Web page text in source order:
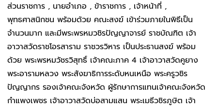
ส่วนราชการ , นายอำเภอ , ข้าราชการ , เจ้าหน้าที่ ,
พุทธศาสนิกชน พร้อมด้วย คณะสงฆ์ เข้าร่วมภายในพิธีเป็น
จำนวนมาก และมีพระพรหมวชิรปัญญาจารย์ ราชบัณฑิต เจ้า
อาวาสวัดราชโอรสาราม ราชวรวิหาร เป็นประธานสงฆ์ พร้อม
ด้วย พระพรหมวัชรวิสุทธิ์ เจ้าคณะภาค 4 เจ้าอาวาสวัดคูยาง
พระอารามหลวง พระสังฆาธิการระดับหนเหนือ พระครูวชิร
ปัญญากร รองเจ้าคณะจังหวัด ผู้รักษาการแทนเจ้าคณะจังหวัด
กำแพงเพชร เจ้าอาวาสวัดบ่อสามแสน พระเมธีวชิรภูษิต เจ้า